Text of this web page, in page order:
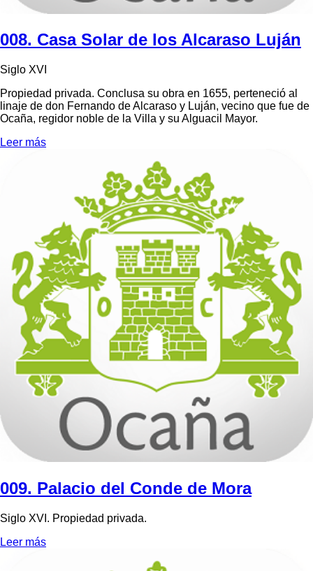
008. Casa Solar de los Alcaraso Luján
Siglo XVI
Propiedad privada. Conclusa su obra en 1655, perteneció al
linaje de don Fernando de Alcaraso y Luján, vecino que fue de
Ocaña, regidor noble de la Villa y su Alguacil Mayor.
Leer más
009. Palacio del Conde de Mora
Siglo XVI. Propiedad privada.
Leer más